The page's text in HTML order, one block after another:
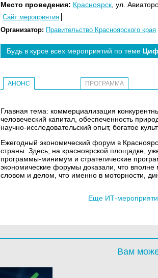
Место проведения: Красноярск , ул.
Сайт мероприятия
Организатор: Правительство Красноярского края
Будь в курсе всех мероприятий по теме
АНОНС ПРОГРАММА
Главная тема: коммерциализация
человеческий капитал, обеспеченность
научно-исследовательский опыт, богатое
Ежегодный экономический форум в
страны. Здесь, на красноярской площадке,
программы-минимум и стратегические
экономические форумы доказали, что
словом и делом, что именно в моторности,
Еще ИТ-
Вам